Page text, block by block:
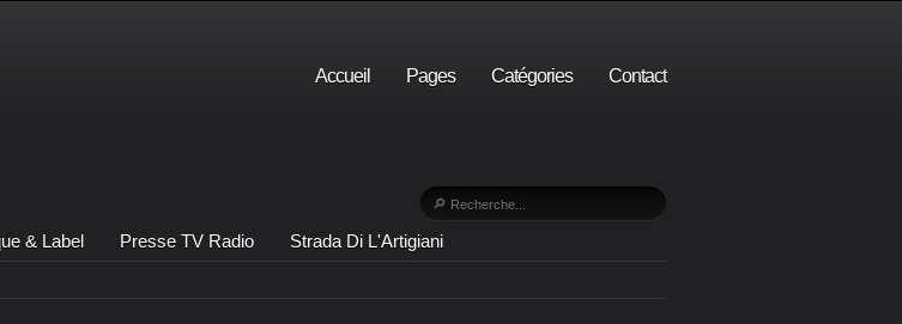
Accueil Pages Catégories Contact
& Label Presse TV Radio
Strada Di L'Artigiani